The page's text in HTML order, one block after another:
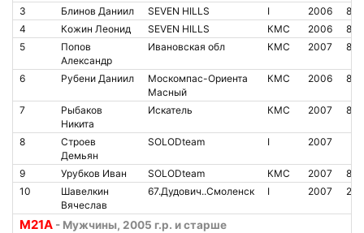
3 Блинов Даниил SEVEN HILLS I 2006
4
Кожин Леонид SEVEN HILLS КМС 2006
5
Попов
Александр
Ивановская обл КМС 2007
6 Рубени Даниил
Москомпас-Ориента
Масный
КМС 2006
7
Рыбаков
Никита
Искатель КМС 2007
8
Строев
Демьян
SOLODteam I 2007
9 Урубков Иван SOLODteam КМС 2007
10
Шавелкин
Вячеслав
67.Дудович..Смоленск I 2007
М21А - Мужчины, 2005 г.р. и старше